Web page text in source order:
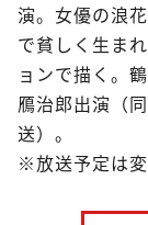
演。女優の浪
で貧しく生ま
ョンで描く。
鴈治郎出演（
送）。
※放送予定は